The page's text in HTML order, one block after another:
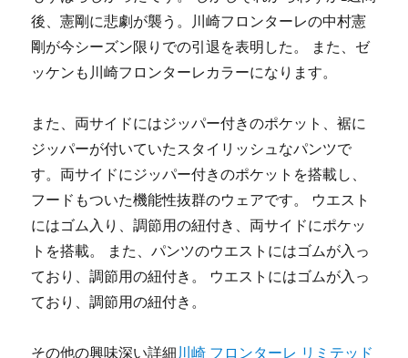
後、憲剛に悲劇が襲う。川崎フロンターレの中村憲
剛が今シーズン限りでの引退を表明した。 また、ゼ
ッケンも川崎フロンターレカラーになります。
また、両サイドにはジッパー付きのポケット、裾に
ジッパーが付いていたスタイリッシュなパンツで
す。両サイドにジッパー付きのポケットを搭載し、
フードもついた機能性抜群のウェアです。 ウエスト
にはゴム入り、調節用の紐付き、両サイドにポケッ
トを搭載。 また、パンツのウエストにはゴムが入っ
ており、調節用の紐付き。 ウエストにはゴムが入っ
ており、調節用の紐付き。
その他の興味深い詳細川崎 フロンターレ リミテッド